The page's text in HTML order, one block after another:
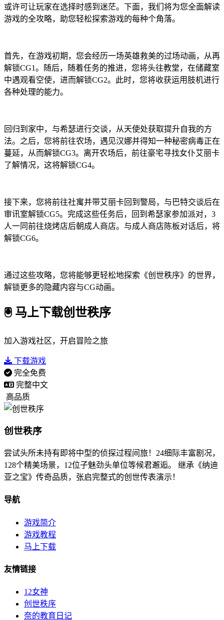
或许可让玩家在选择时感到迷茫。下面，我们将为您全面解读
游戏的全攻略，助您轻松探索游戏的每种个角落。
首先，在游戏初期，您会经历一场英雄救美的过场动画，从再
解锁CG1。随后，随着任务的推进，您将头往教堂，在储藏室
中遇观看空使，进而解锁CG2。此时，您将收获运用肢机进行
各种处理的能力。
回归到家中，与希瑟进行交谈，从天使处获取提升自我的方
法。之后，您将前往农场，遇见汉娜并得知一种秘密病毒正在
蔓延，从而解锁CG3。离开农场后，前往豪宅寻找女仆艾丽卡
了解情况，这将解锁CG4。
接下来，您将前往社寓并带艾丽卡回到警局，与巴特交谈后在
审讯室解锁CG5。完成这些任务后，回到希瑟家参加派对，3
人一同前往烧烤店后朝成人商店。与成人商店陈板对话后，将
解锁CG6。
通过这些攻略，您将能够更轻松地探索《创世秩序》的世界，
解锁更多的隐藏内容与CG动画。
🖲️ 马上下载创世秩序
加入游戏社区，开启冒险之旅
下载游戏
完全免费
完整中文
高品质
创世秩序
尝试头所未持有即将中型的侦探过程间旅！24细际丰富剧况，
128个精美场景，12位子魅劲头单位等候君邂逅。 继承《纳迪
亚之宝》传奇品质，张启完整式的创世传表演示！
导航
游戏简介
游戏教程
马上下载
友情链接
12女神
创世秩序
奈的教育日记